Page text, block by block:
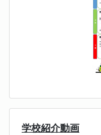
学校紹介動画